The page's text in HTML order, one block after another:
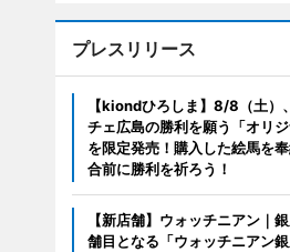
プレスリリース
【kiondひろしま】8/8（土）
チェ広島の勝利を願う「オリジ
を限定発売！購入した絵馬を
合前に勝利を祈ろう！
【新店舗】ウォッチニアン｜
舗目となる「ウォッチニアン銀